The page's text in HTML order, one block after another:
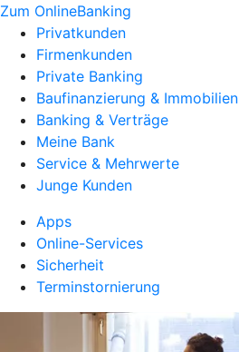
Zum OnlineBanking
Privatkunden
Firmenkunden
Private Banking
Baufinanzierung & Immobilien
Banking & Verträge
Meine Bank
Service & Mehrwerte
Junge Kunden
Apps
Online-Services
Sicherheit
Terminstornierung